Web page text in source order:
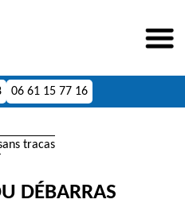
06 61 15 77 16
tracas
DÉBARRAS